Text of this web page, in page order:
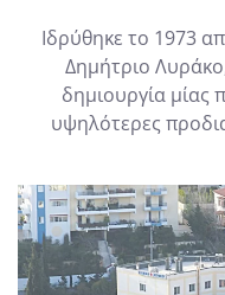
Ιδρύθηκε το 1973
Δημήτριο
δημιουργία μίας
υψηλότερες